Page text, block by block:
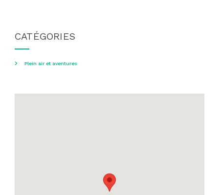
CATÉGORIES
Plein air et aventures